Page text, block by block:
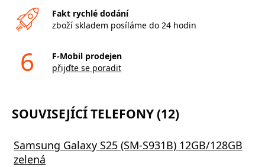
Fakt rychlé dodání
zboží skladem posíláme do 24 hodin
6
F-Mobil prodejen
přijďte se poradit
SOUVISEJÍCÍ TELEFONY (12)
Samsung Galaxy S25 (SM-S931B) 12GB/128GB
zelená